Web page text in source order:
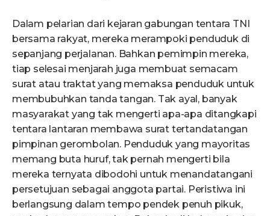
Dalam pelarian dari kejaran gabungan tentara TNI
bersama rakyat, mereka merampoki penduduk di
sepanjang perjalanan. Bahkan pemimpin mereka,
tiap selesai menjarah juga membuat semacam
surat atau traktat yang memaksa penduduk untuk
membubuhkan tanda tangan. Tak ayal, banyak
masyarakat yang tak mengerti apa-apa ditangkapi
tentara lantaran membawa surat tertandatangan
pimpinan gerombolan. Penduduk yang mayoritas
memang buta huruf, tak pernah mengerti bila
mereka ternyata dibodohi untuk menandatangani
persetujuan sebagai anggota partai. Peristiwa ini
berlangsung dalam tempo pendek penuh pikuk,